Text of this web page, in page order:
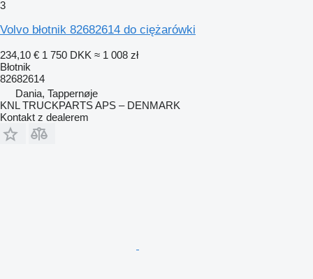
3
Volvo błotnik 82682614 do ciężarówki
234,10 € 1 750 DKK ≈ 1 008 zł
Błotnik
82682614
Dania, Tappernøje
KNL TRUCKPARTS APS – DENMARK
Kontakt z dealerem